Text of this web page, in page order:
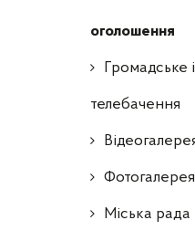
оголошення
Громадське
телебачення
Фотогалерея
Міська рада